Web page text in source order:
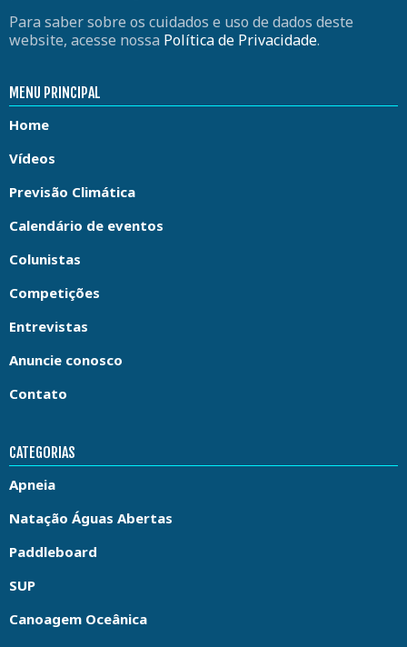
Para saber sobre os cuidados e uso de dados deste
website, acesse nossa Política de Privacidade.
MENU PRINCIPAL
Home
Vídeos
Previsão Climática
Calendário de eventos
Colunistas
Competições
Entrevistas
Anuncie conosco
Contato
CATEGORIAS
Apneia
Natação Águas Abertas
Paddleboard
SUP
Canoagem Oceânica